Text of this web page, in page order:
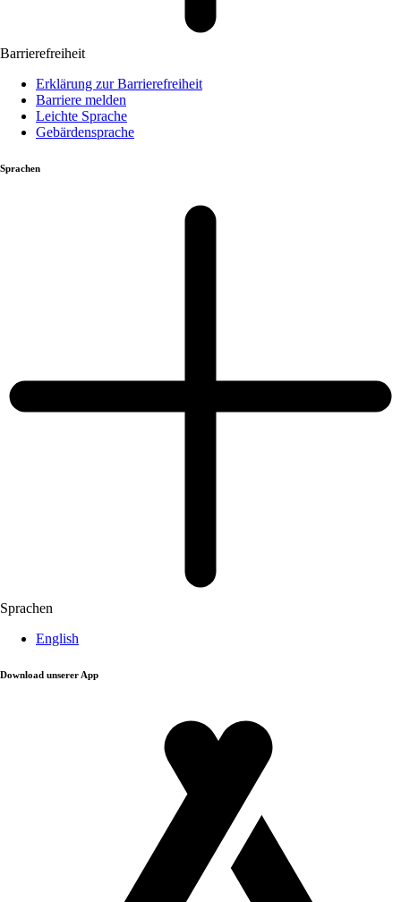
Barrierefreiheit
Erklärung zur Barrierefreiheit
Barriere melden
Leichte Sprache
Gebärdensprache
Sprachen
Sprachen
English
Download unserer App